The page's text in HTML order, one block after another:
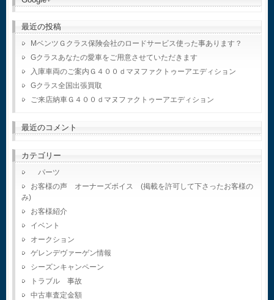
最近の投稿
MベンツＧクラス保険会社のロードサービス使った事あります？
Gクラスあなたの愛車をご用意させていただきます
入庫車両のご案内Ｇ４００ｄマヌファクトゥーアエディション
Gクラス全国出張買取
ご来店納車Ｇ４００ｄマヌファクトゥーアエディション
最近のコメント
カテゴリー
パーツ
お客様の声 オーナーズボイス (掲載を許可して下さったお客様の
み)
お客様紹介
イベント
オークション
ゲレンデヴァーゲン情報
シーズンキャンペーン
トラブル 事故
中古車査定金額